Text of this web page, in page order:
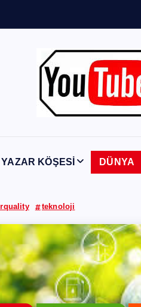
YAZAR KÖŞESİ DÜNYA
teknoloji